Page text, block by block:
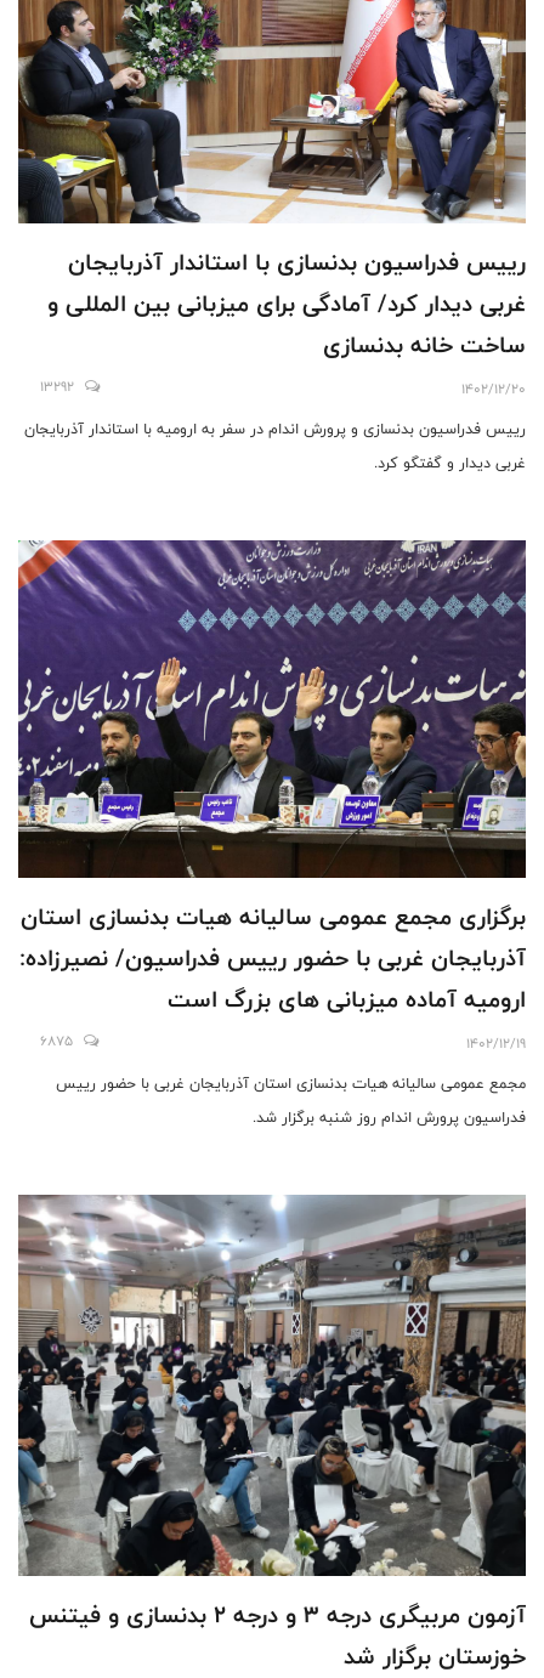
رییس فدراسیون بدنسازی با استاندار آذربایجان
غربی دیدار کرد/ آمادگی برای میزبانی بین المللی و
ساخت خانه بدنسازی
1402/12/20
13292
رییس فدراسیون بدنسازی و پرورش اندام در سفر به ارومیه با استاندار آذربایجان
غربی دیدار و گفتگو کرد.
برگزاری مجمع عمومی سالیانه هیات بدنسازی استان
آذربایجان غربی با حضور رییس فدراسیون/ نصیرزاده:
ارومیه آماده میزبانی های بزرگ است
1402/12/19
6875
مجمع عمومی سالیانه هیات بدنسازی استان آذربایجان غربی با حضور رییس
فدراسیون پرورش اندام روز شنبه برگزار شد.
آزمون مربیگری درجه ۳ و درجه ۲ بدنسازی و فیتنس
خوزستان برگزار شد